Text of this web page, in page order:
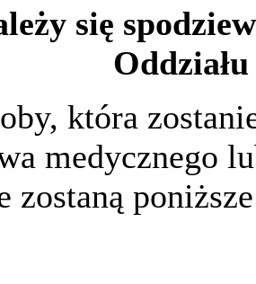
się
która
medycznego
zostaną